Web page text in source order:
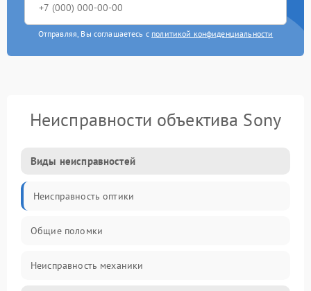
Отправляя, Вы соглашаетесь с политикой конфиденциальности
Неисправности объектива Sony
Виды неисправностей
Неисправность оптики
Общие поломки
Неисправность механики